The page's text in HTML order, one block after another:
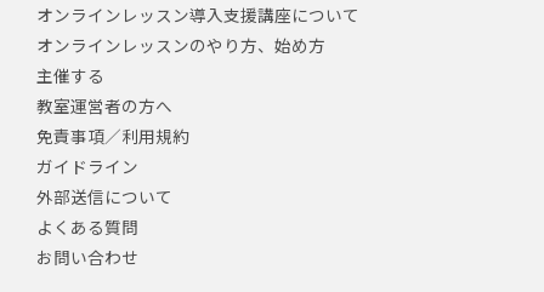
オンラインレッスン導入支援講座について
オンラインレッスンのやり方、始め方
主催する
教室運営者の方へ
免責事項／利用規約
ガイドライン
外部送信について
よくある質問
お問い合わせ